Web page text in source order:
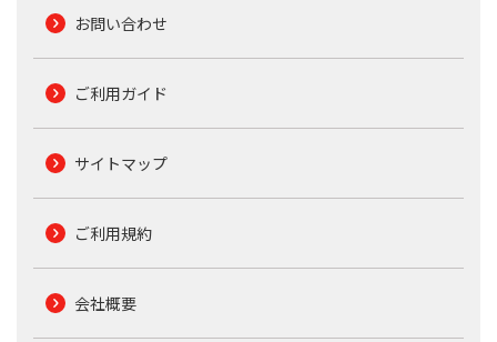
お問い合わせ
ご利用ガイド
サイトマップ
ご利用規約
会社概要